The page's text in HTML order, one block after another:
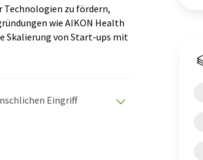
Technologien zu fördern,
wie AIKON Health
Skalierung von Start-ups mit
Eingriff